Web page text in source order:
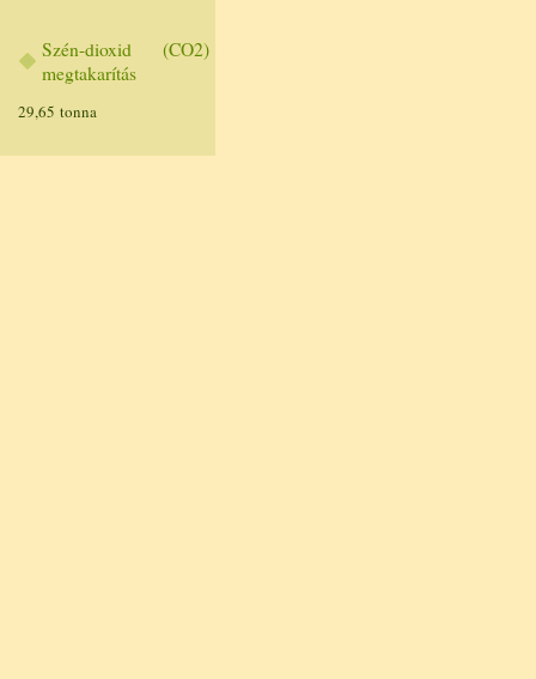
Szén-dioxid (CO2)
megtakarítás
29,65 tonna